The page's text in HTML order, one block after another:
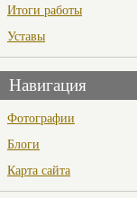
Итоги работы
Уставы
Навигация
Фотографии
Блоги
Карта сайта